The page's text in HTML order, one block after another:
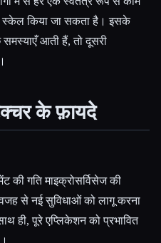
किया जा सकता है। इसके
आती हैं, तो दूसरी
के फ़ायदे
गति माइक्रोसर्विसेज की
से नई सुविधाओं को लागू करना
ही, पूरे एप्लिकेशन को प्रभावित